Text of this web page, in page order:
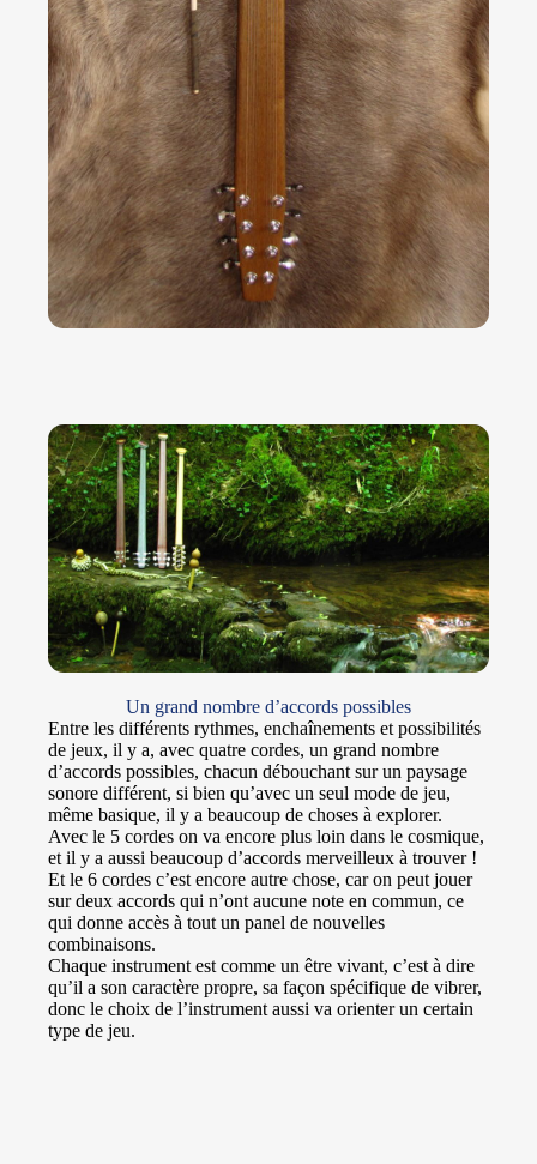
Un grand nombre d’accords possibles
Entre les différents rythmes, enchaînements et possibilités
de jeux, il y a, avec quatre cordes, un grand nombre
d’accords possibles, chacun débouchant sur un paysage
sonore différent, si bien qu’avec un seul mode de jeu,
même basique, il y a beaucoup de choses à explorer.
Avec le 5 cordes on va encore plus loin dans le cosmique,
et il y a aussi beaucoup d’accords merveilleux à trouver !
Et le 6 cordes c’est encore autre chose, car on peut jouer
sur deux accords qui n’ont aucune note en commun, ce
qui donne accès à tout un panel de nouvelles
combinaisons.
Chaque instrument est comme un être vivant, c’est à dire
qu’il a son caractère propre, sa façon spécifique de vibrer,
donc le choix de l’instrument aussi va orienter un certain
type de jeu.